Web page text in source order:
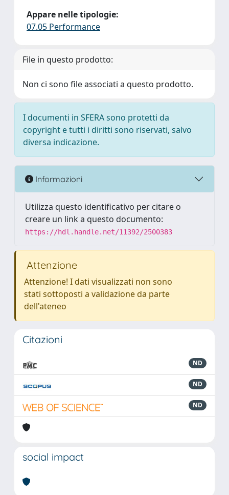
Appare nelle tipologie:
07.05 Performance
File in questo prodotto:
Non ci sono file associati a questo prodotto.
I documenti in SFERA sono protetti da
copyright e tutti i diritti sono riservati, salvo
diversa indicazione.
Informazioni
Utilizza questo identificativo per citare o
creare un link a questo documento:
https://hdl.handle.net/11392/2500383
Attenzione
Attenzione! I dati visualizzati non sono
stati sottoposti a validazione da parte
dell'ateneo
Citazioni
ND
ND
ND
social impact